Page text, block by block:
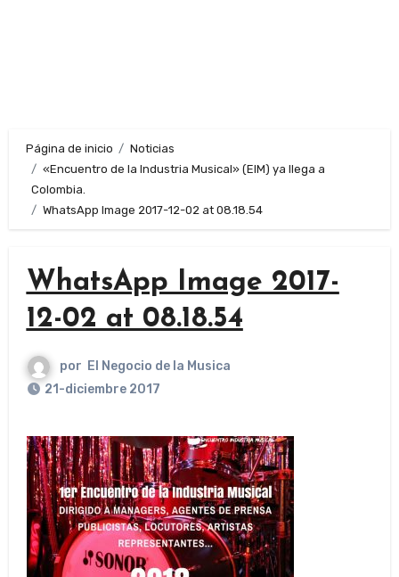
Página de inicio
Noticias
«Encuentro de la Industria Musical» (EIM) ya llega a
Colombia.
WhatsApp Image 2017-12-02 at 08.18.54
WhatsApp Image 2017-
12-02 at 08.18.54
por El Negocio de la Musica
21-diciembre 2017